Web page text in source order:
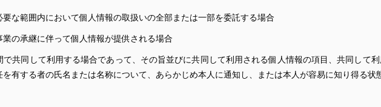
な範囲内において個人情報の取扱いの全部または一部を委託する場合
の承継に伴って個人情報が提供される場合
共同して利用する場合であって、その旨並びに共同して利用される個人情報の項目、共同して
を有する者の氏名または名称について、あらかじめ本人に通知し、または本人が容易に知り得る状